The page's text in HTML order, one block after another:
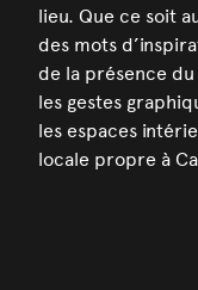
lieu. Que ce soit
des mots
de la présence
les gestes
les espaces
locale propre à